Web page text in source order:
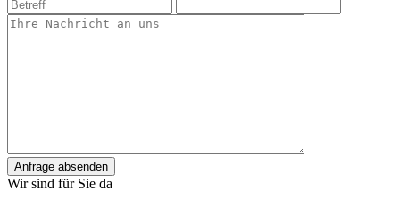
Anfrage absenden
Wir sind für Sie da